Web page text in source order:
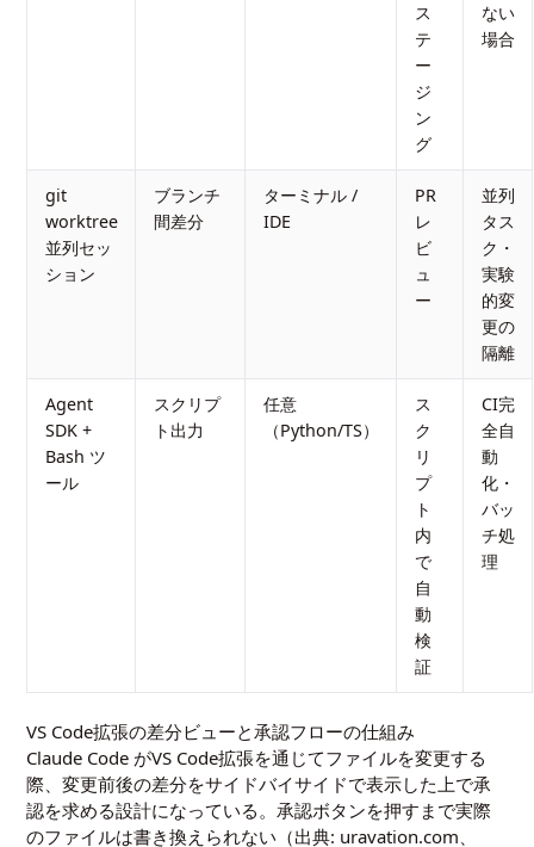
ス
テ
ー
ジ
ン
グ
ない
場合
git
worktree
並列セッ
ション
ブランチ
間差分
ターミナル /
IDE
PR
レ
ビ
ュ
ー
並列
タス
ク・
実験
的変
更の
隔離
Agent
SDK +
Bash ツ
ール
スクリプ
ト出力
任意
（Python/TS）
ス
ク
リ
プ
ト
内
で
自
動
検
証
CI完
全自
動
化・
バッ
チ処
理
VS Code拡張の差分ビューと承認フローの仕組み
Claude Code がVS Code拡張を通じてファイルを変更する
際、変更前後の差分をサイドバイサイドで表示した上で承
認を求める設計になっている。承認ボタンを押すまで実際
のファイルは書き換えられない（出典: uravation.com、